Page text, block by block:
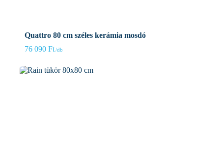
Quattro 80 cm széles kerámia mosdó
76 090 Ft